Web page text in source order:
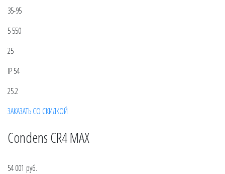
35-95
5 550
25
IP 54
25.2
ЗАКАЗАТЬ СО СКИДКОЙ
Condens CR4 MAX
54 001 руб.